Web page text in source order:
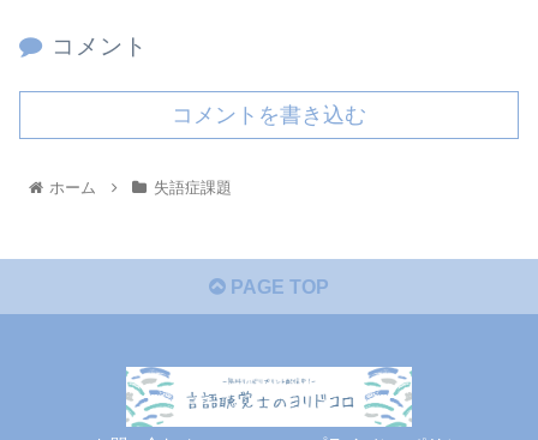
コメント
コメントを書き込む
ホーム 失語症課題
PAGE TOP